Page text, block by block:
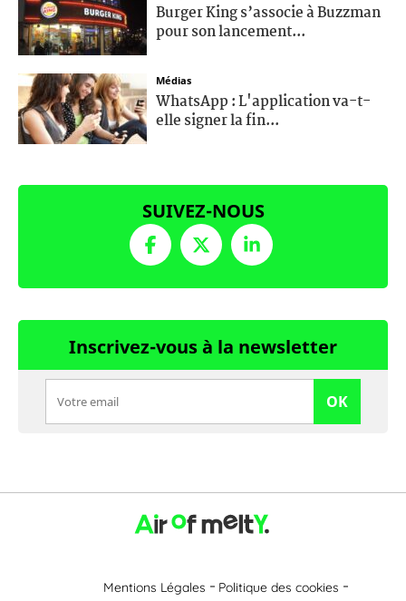
Burger King s’associe à Buzzman
pour son lancement...
Médias
WhatsApp : L'application va-t-
elle signer la fin...
SUIVEZ-NOUS
Inscrivez-vous à la newsletter
OK
Mentions Légales
Politique des cookies